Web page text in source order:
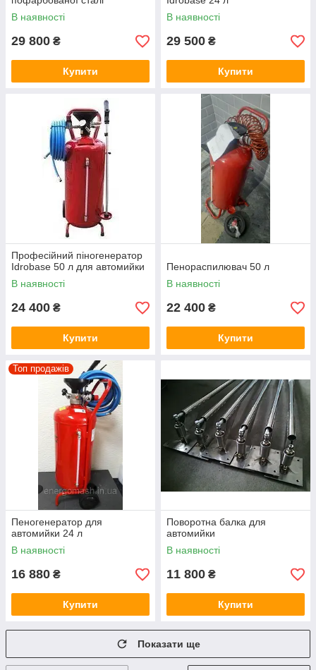
В наявності
29 800 ₴
Купити
В наявності
29 500 ₴
Купити
Професійний піногенератор
Idrobase 50 л для автомийки
В наявності
24 400 ₴
Купити
Пенораспилювач 50 л
В наявності
22 400 ₴
Купити
Топ продажів
Пеногенератор для
автомийки 24 л
В наявності
16 880 ₴
Купити
Поворотна балка для
автомийки
В наявності
11 800 ₴
Купити
Показати ще